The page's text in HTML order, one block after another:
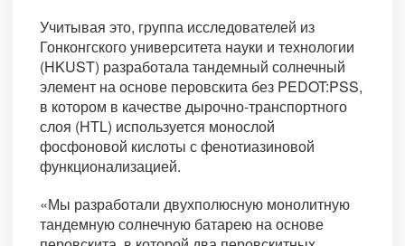
Учитывая это, группа исследователей из
Гонконгского университета науки и технологии
(HKUST) разработала тандемный солнечный
элемент на основе перовскита без PEDOT:PSS,
в котором в качестве дырочно-транспортного
слоя (HTL) используется монослой
фосфоновой кислоты с фенотиазиновой
функционализацией.
«Мы разработали двухполюсную монолитную
тандемную солнечную батарею на основе